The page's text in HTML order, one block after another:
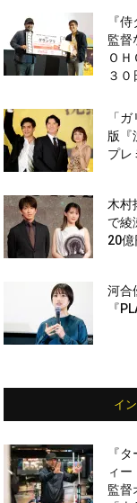
『
監督
ＯＨ
３
「
版『
プレ
木村
で
20億
河合
『
イ
『
ィ
監督